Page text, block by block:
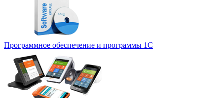
Программное обеспечение и программы 1С